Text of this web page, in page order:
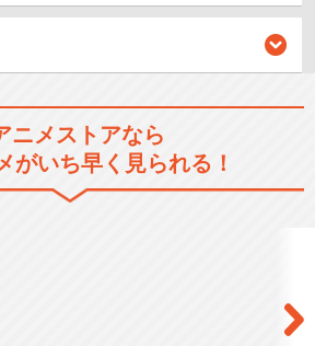
ニメストアなら
がいち早く見られる！